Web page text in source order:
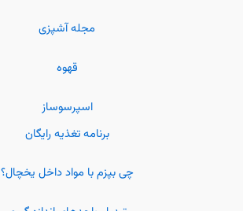
مجله آشپزی
قهوه
اسپرسوساز
برنامه تغذیه رایگان
چی بپزم با مواد داخل یخچال؟